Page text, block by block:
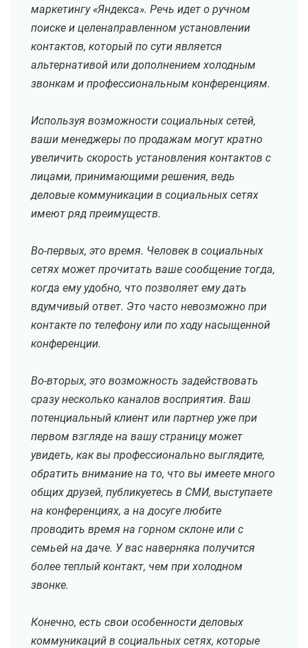
маркетингу «Яндекса». Речь идет о ручном
поиске и целенаправленном установлении
контактов, который по сути является
альтернативой или дополнением холодным
звонкам и профессиональным конференциям.
Используя возможности социальных сетей,
ваши менеджеры по продажам могут кратно
увеличить скорость установления контактов с
лицами, принимающими решения, ведь
деловые коммуникации в социальных сетях
имеют ряд преимуществ.
Во-первых, это время. Человек в социальных
сетях может прочитать ваше сообщение тогда,
когда ему удобно, что позволяет ему дать
вдумчивый ответ. Это часто невозможно при
контакте по телефону или по ходу насыщенной
конференции.
Во-вторых, это возможность задействовать
сразу несколько каналов восприятия. Ваш
потенциальный клиент или партнер уже при
первом взгляде на вашу страницу может
увидеть, как вы профессионально выглядите,
обратить внимание на то, что вы имеете много
общих друзей, публикуетесь в СМИ, выступаете
на конференциях, а на досуге любите
проводить время на горном склоне или с
семьей на даче. У вас наверняка получится
более теплый контакт, чем при холодном
звонке.
Конечно, есть свои особенности деловых
коммуникаций в социальных сетях, которые